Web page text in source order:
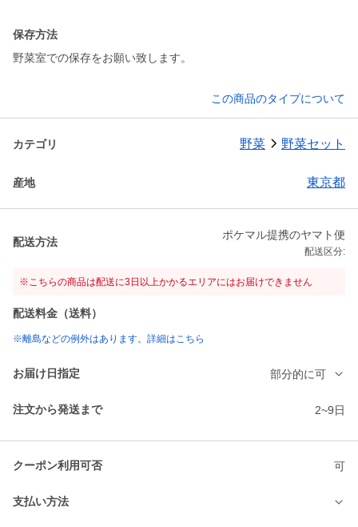
保存方法
野菜室での保存をお願い致します。
この商品のタイプについて
カテゴリ 野菜 野菜セット
産地 東京都
配送方法
ポケマル提携のヤマト便
配送区分:
※こちらの商品は配送に3日以上かかるエリアにはお届けできません
配送料金（送料）
※離島などの例外はあります。詳細はこちら
お届け日指定 部分的に可
注文から発送まで 2~9日
クーポン利用可否 可
支払い方法